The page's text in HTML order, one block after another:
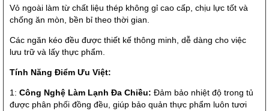
Vỏ ngoài làm từ chất liệu thép không gỉ cao cấp, chịu lực tốt và
chống ăn mòn, bền bỉ theo thời gian.
Các ngăn kéo đều được thiết kế thông minh, dễ dàng cho việc
lưu trữ và lấy thực phẩm.
Tính Năng Điểm Ưu Việt:
1: Công Nghệ Làm Lạnh Đa Chiều: Đảm bảo nhiệt độ trong tủ
được phân phối đồng đều, giúp bảo quản thực phẩm luôn tươi